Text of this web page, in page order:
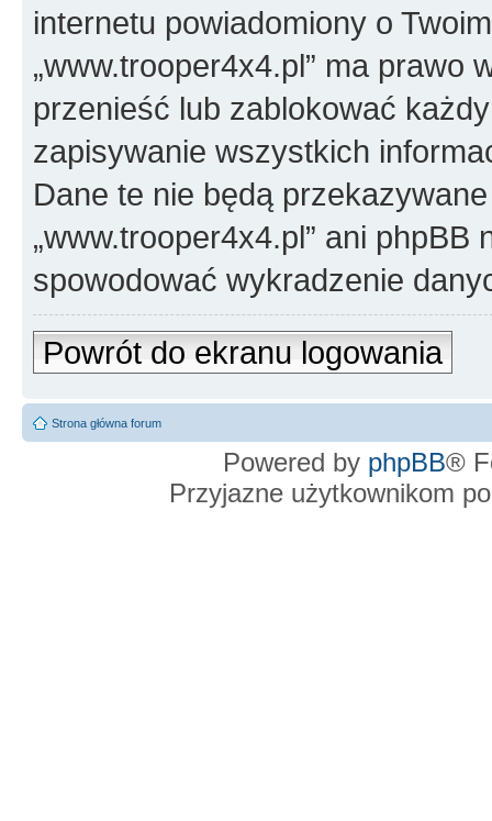
internetu powiadomiony o
„www.trooper4x4.pl” ma prawo
przenieść lub zablokować
zapisywanie wszystkich
Dane te nie będą
„www.trooper4x4.pl” ani phpBB
spowodować wykradzenie
Powrót do ekranu logowania
Strona główna forum
Powered by phpBB®
Przyjazne użytkownikom